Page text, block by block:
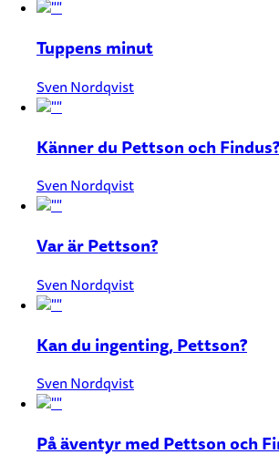
Tuppens minut
Sven Nordqvist
Känner du Pettson och Findus?
Sven Nordqvist
Var är Pettson?
Sven Nordqvist
Kan du ingenting, Pettson?
Sven Nordqvist
På äventyr med Pettson och